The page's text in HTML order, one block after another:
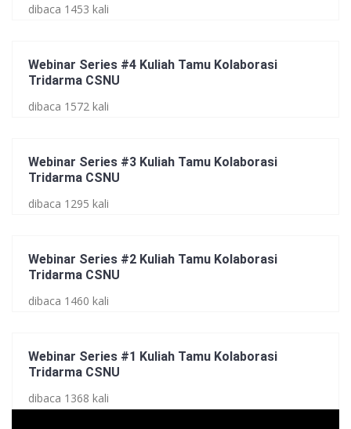
dibaca 1453 kali
Webinar Series #4 Kuliah Tamu Kolaborasi
Tridarma CSNU
dibaca 1572 kali
Webinar Series #3 Kuliah Tamu Kolaborasi
Tridarma CSNU
dibaca 1295 kali
Webinar Series #2 Kuliah Tamu Kolaborasi
Tridarma CSNU
dibaca 1460 kali
Webinar Series #1 Kuliah Tamu Kolaborasi
Tridarma CSNU
dibaca 1368 kali